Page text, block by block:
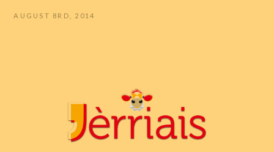
AUGUST 8RD, 2014